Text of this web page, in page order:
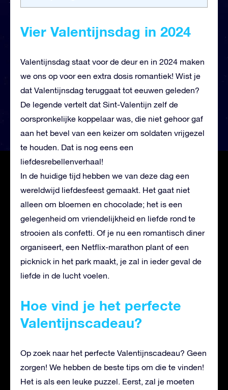
Vier Valentijnsdag in 2024
Valentijnsdag staat voor de deur en in 2024 maken
we ons op voor een extra dosis romantiek! Wist je
dat Valentijnsdag teruggaat tot eeuwen geleden?
De legende vertelt dat Sint-Valentijn zelf de
oorspronkelijke koppelaar was, die niet gehoor gaf
aan het bevel van een keizer om soldaten vrijgezel
te houden. Dat is nog eens een
liefdesrebellenverhaal!
In de huidige tijd hebben we van deze dag een
wereldwijd liefdesfeest gemaakt. Het gaat niet
alleen om bloemen en chocolade; het is een
gelegenheid om vriendelijkheid en liefde rond te
strooien als confetti. Of je nu een romantisch diner
organiseert, een Netflix-marathon plant of een
picknick in het park maakt, je zal in ieder geval de
liefde in de lucht voelen.
Hoe vind je het perfecte
Valentijnscadeau?
Op zoek naar het perfecte Valentijnscadeau? Geen
zorgen! We hebben de beste tips om die te vinden!
Het is als een leuke puzzel. Eerst, zal je moeten